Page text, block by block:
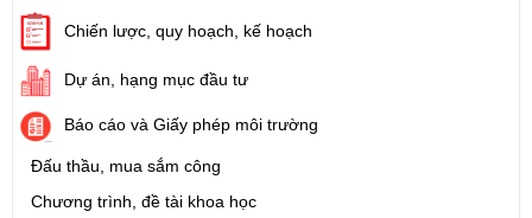
Chiến lược, quy hoạch, kế hoạch
Dự án, hạng mục đầu tư
Báo cáo và Giấy phép môi trường
Đấu thầu, mua sắm công
Chương trình, đề tài khoa học